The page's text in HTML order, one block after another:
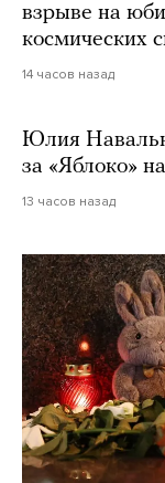
взрыве на
космических
14 часов назад
Юлия
за «Яблоко»
13 часов назад